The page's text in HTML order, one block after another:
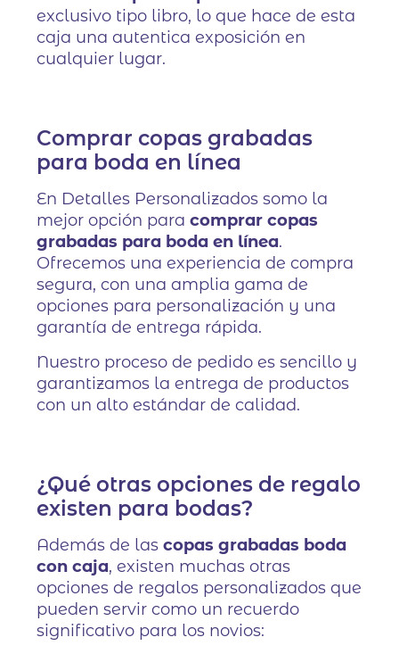
exclusivo tipo libro, lo que hace de esta
caja una autentica exposición en
cualquier lugar.
Comprar copas grabadas
para boda en línea
En Detalles Personalizados somo la
mejor opción paracomprar copas
grabadas para boda en línea.
Ofrecemos una experiencia de compra
segura, con una amplia gama de
opciones para personalización y una
garantía de entrega rápida.
Nuestro proceso de pedido es sencillo y
garantizamos la entrega de productos
con un alto estándar de calidad.
¿Qué otras opciones de regalo
existen para bodas?
Además de lascopas grabadas boda
con caja, existen muchas otras
opciones de regalos personalizados que
pueden servir como un recuerdo
significativo para los novios: